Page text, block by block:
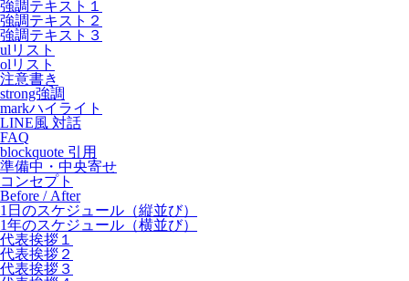
強調テキスト１
強調テキスト２
強調テキスト３
ulリスト
olリスト
注意書き
strong強調
markハイライト
LINE風 対話
FAQ
blockquote 引用
準備中・中央寄せ
コンセプト
Before / After
1日のスケジュール（縦並び）
1年のスケジュール（横並び）
代表挨拶１
代表挨拶２
代表挨拶３